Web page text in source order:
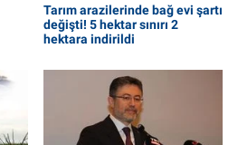
Tarım arazilerinde bağ evi şartı
değişti! 5 hektar sınırı 2
hektara indirildi